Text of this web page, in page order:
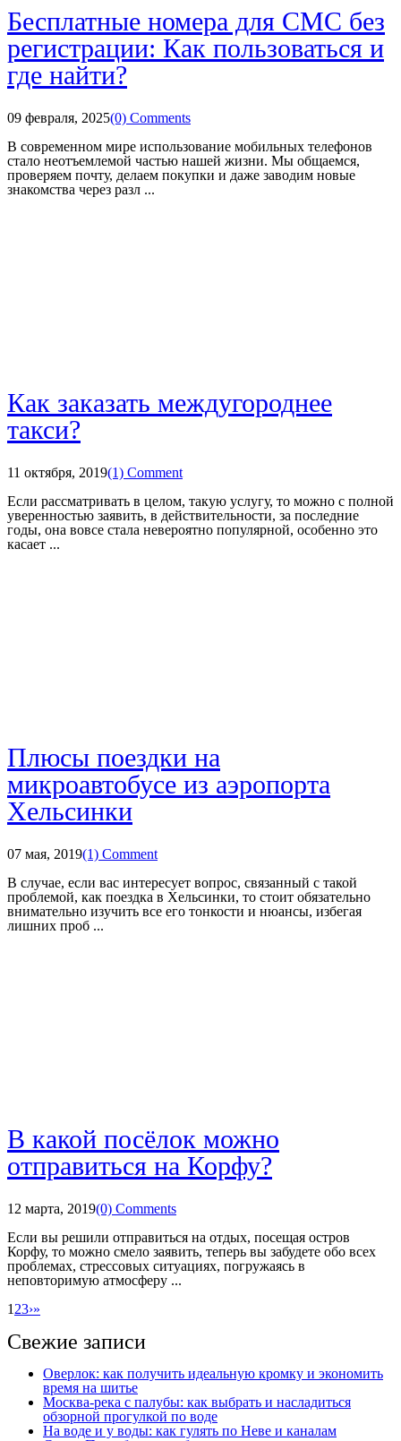
Бесплатные номера для СМС без
регистрации: Как пользоваться и
где найти?
09 февраля, 2025(0) Comments
В современном мире использование мобильных телефонов
стало неотъемлемой частью нашей жизни. Мы общаемся,
проверяем почту, делаем покупки и даже заводим новые
знакомства через разл ...
Как заказать междугороднее
такси?
11 октября, 2019(1) Comment
Если рассматривать в целом, такую услугу, то можно с полной
уверенностью заявить, в действительности, за последние
годы, она вовсе стала невероятно популярной, особенно это
касает ...
Плюсы поездки на
микроавтобусе из аэропорта
Хельсинки
07 мая, 2019(1) Comment
В случае, если вас интересует вопрос, связанный с такой
проблемой, как поездка в Хельсинки, то стоит обязательно
внимательно изучить все его тонкости и нюансы, избегая
лишних проб ...
В какой посёлок можно
отправиться на Корфу?
12 марта, 2019(0) Comments
Если вы решили отправиться на отдых, посещая остров
Корфу, то можно смело заявить, теперь вы забудете обо всех
проблемах, стрессовых ситуациях, погружаясь в
неповторимую атмосферу ...
1 23›»
Свежие записи
Оверлок: как получить идеальную кромку и экономить
время на шитье
Москва‑река с палубы: как выбрать и насладиться
обзорной прогулкой по воде
На воде и у воды: как гулять по Неве и каналам